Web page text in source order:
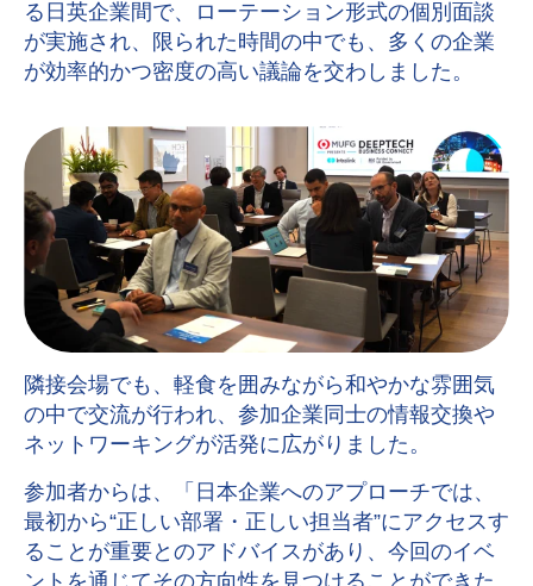
る日英企業間で、ローテーション形式の個別面談
が実施され、限られた時間の中でも、多くの企業
が効率的かつ密度の高い議論を交わしました。
隣接会場でも、軽食を囲みながら和やかな雰囲気
の中で交流が行われ、参加企業同士の情報交換や
ネットワーキングが活発に広がりました。
参加者からは、「日本企業へのアプローチでは、
最初から“正しい部署・正しい担当者”にアクセスす
ることが重要とのアドバイスがあり、今回のイベ